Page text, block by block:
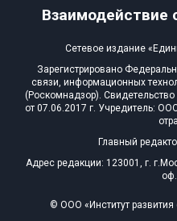
Сетевое издание
Зарегистрировано
связи, информационных
(Роскомнадзор).
от 07.06.2017 г. Учредитель:
Главный
Адрес редакции: 123001, г.
© ООО «Институт развития